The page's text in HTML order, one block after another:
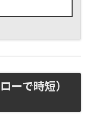
まとめました。撤収が
ーで時短）